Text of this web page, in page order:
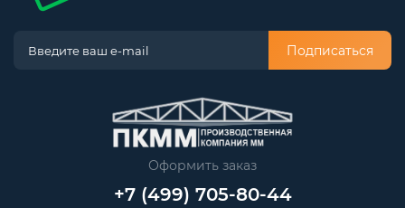
Подписаться
Оформить заказ
+7 (499) 705-80-44